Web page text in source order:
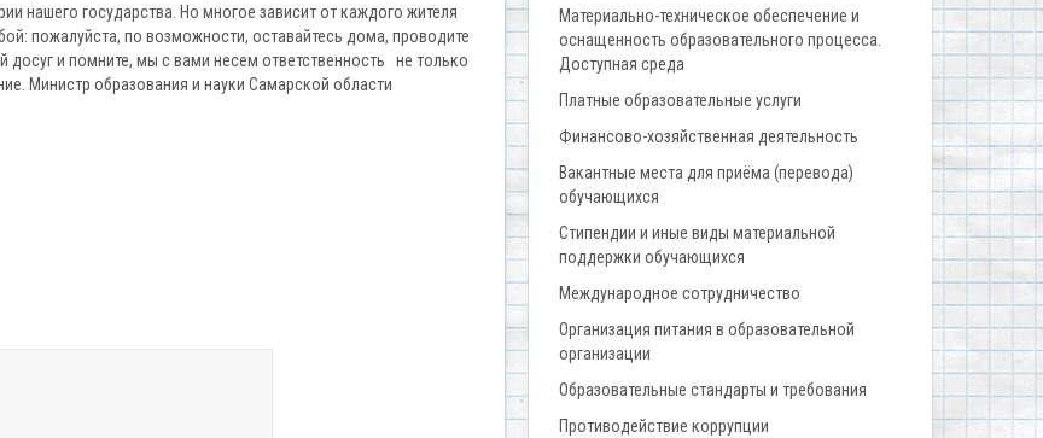
нашего государства. Но многое зависит от каждого жителя
пожалуйста, по возможности, оставайтесь дома, проводите
и помните, мы с вами несем ответственность не только
Министр образования и науки Самарской области
Материально-техническое обеспечение и
оснащенность образовательного процесса.
Доступная среда
Платные образовательные услуги
Финансово-хозяйственная деятельность
Вакантные места для приёма (перевода)
обучающихся
Стипендии и иные виды материальной
поддержки обучающихся
Международное сотрудничество
Организация питания в образовательной
организации
Образовательные стандарты и требования
Противодействие коррупции